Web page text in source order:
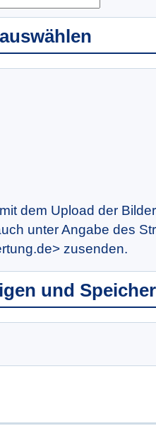
dem Upload der
unter Angabe des
zusenden.
und